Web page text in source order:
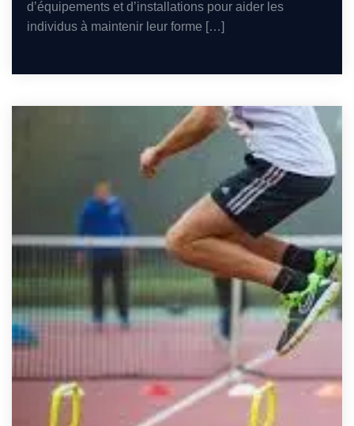
d’équipements et d’installations pour aider les
individus à maintenir leur forme […]